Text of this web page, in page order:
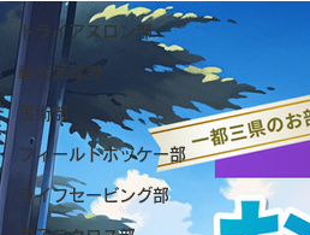
トライアスロン部
軟式庭球部
馬術部
フィールドホッケー部
ライフセービング部